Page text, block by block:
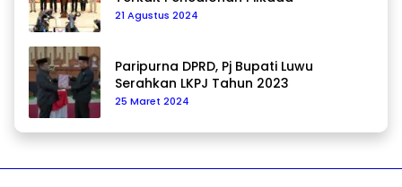
21 Agustus 2024
Paripurna DPRD, Pj Bupati Luwu
Serahkan LKPJ Tahun 2023
25 Maret 2024